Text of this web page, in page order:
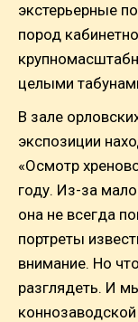
экстерьерные
пород
целыми
В зале
экспозиции
«Осмотр
году. Из-за
она не всегда
портреты
внимание. Но
разглядеть. И